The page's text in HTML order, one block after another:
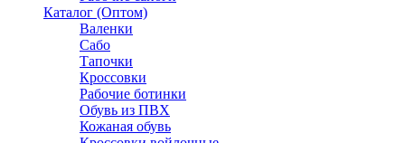
Каталог (Оптом)
Валенки
Сабо
Тапочки
Кроссовки
Рабочие ботинки
Обувь из ПВХ
Кожаная обувь